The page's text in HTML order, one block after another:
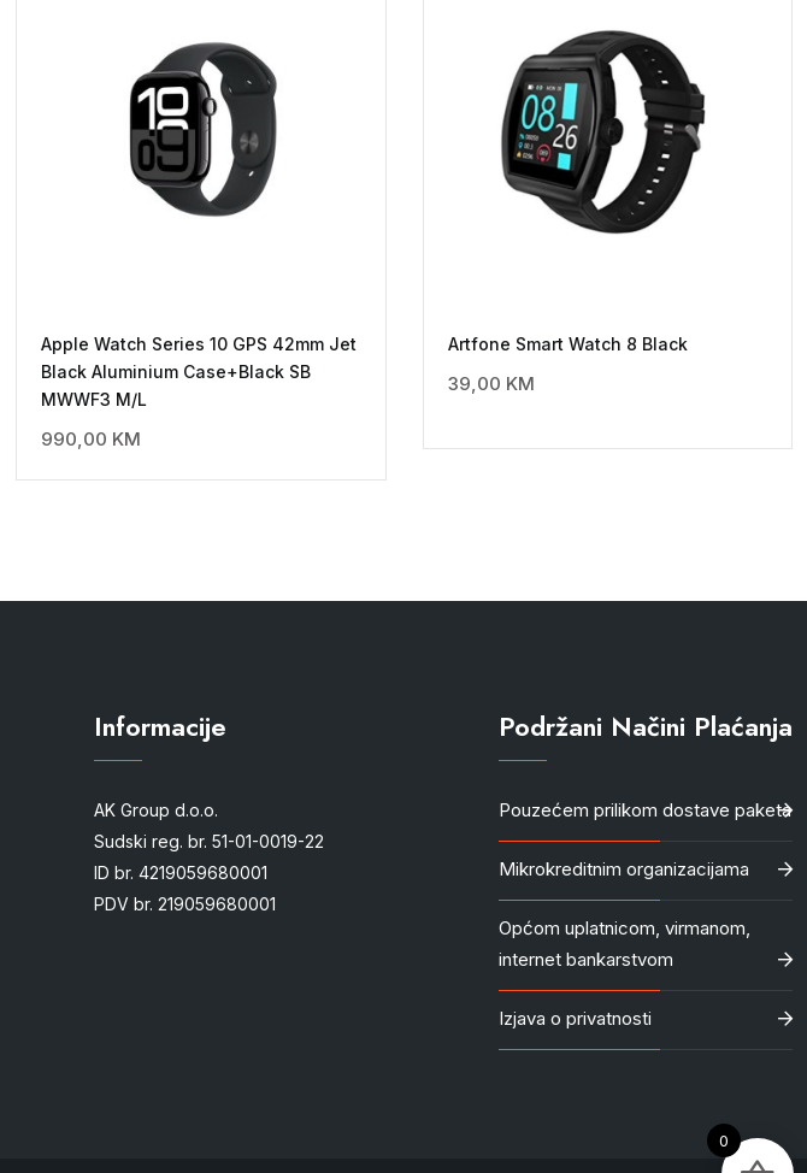
Apple Watch Series 10 GPS 42mm Jet
Black Aluminium Case+Black SB
MWWF3 M/L
990,00 KM
Artfone Smart Watch 8 Black
39,00 KM
Informacije
AK Group d.o.o.
Sudski reg. br. 51-01-0019-22
ID br. 4219059680001
PDV br. 219059680001
Podržani Načini Plaćanja
Pouzećem prilikom dostave paketa
Mikrokreditnim organizacijama
Općom uplatnicom, virmanom,
internet bankarstvom
Izjava o privatnosti
0